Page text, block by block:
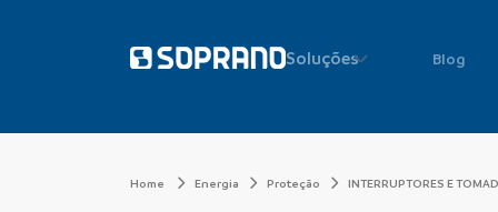
Soluções Blog
Home Energia Proteção INTERRUPTORES E